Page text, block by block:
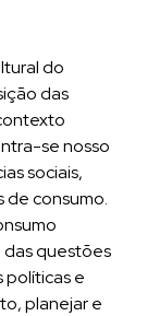
do
das
se nosso
sociais,
de consumo.
das questões
políticas e
planejar e